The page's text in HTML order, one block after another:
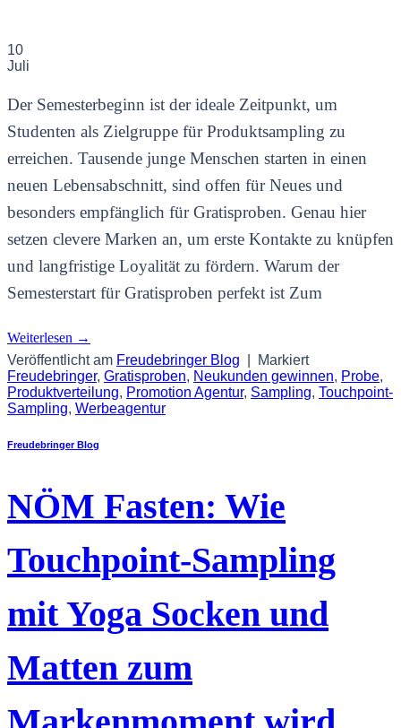
10
Juli
Der Semesterbeginn ist der ideale Zeitpunkt, um
Studenten als Zielgruppe für Produktsampling zu
erreichen. Tausende junge Menschen starten in einen
neuen Lebensabschnitt, sind offen für Neues und
besonders empfänglich für Gratisproben. Genau hier
setzen clevere Marken an, um erste Kontakte zu knüpfen
und langfristige Loyalität zu fördern. Warum der
Semesterstart für Gratisproben perfekt ist Zum
Weiterlesen →
Veröffentlicht am Freudebringer Blog
Markiert
Freudebringer, Gratisproben, Neukunden gewinnen, Probe,
Produktverteilung, Promotion Agentur, Sampling, Touchpoint-
Sampling, Werbeagentur
Freudebringer Blog
NÖM Fasten: Wie
Touchpoint-Sampling
mit Yoga Socken und
Matten zum